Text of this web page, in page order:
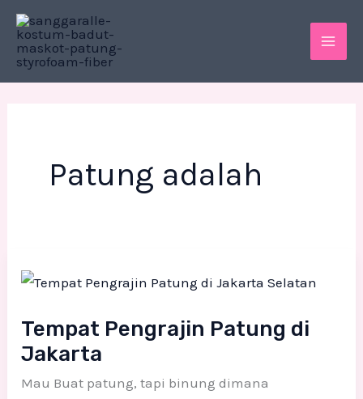
Skip
content
Patung adalah
Tempat Pengrajin Patung di
Jakarta
Mau Buat patung, tapi binung dimana
Pengrajin
di
Jakarta